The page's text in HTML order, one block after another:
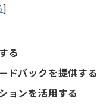
]
る
ドバックを提供する
ョンを活用する